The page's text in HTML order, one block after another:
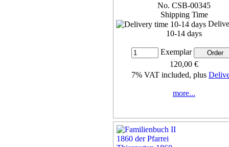
No. CSB-00345
Shipping Time
10-14 days
Exemplar
120,00 €
7% VAT included, plus
more...